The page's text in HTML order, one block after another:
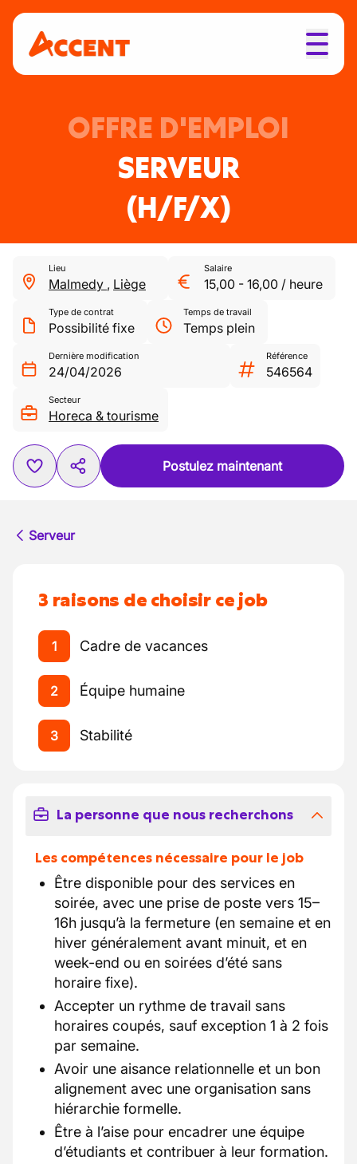
OFFRE D'EMPLOI
SERVEUR
(H/F/X)
Lieu
Malmedy , Liège
Salaire
15,00 - 16,00 / heure
Type de contrat
Possibilité fixe
Temps de travail
Temps plein
Dernière modification
24/04/2026
Référence
546564
Secteur
Horeca & tourisme
Postulez maintenant
Serveur
3 raisons de choisir ce job
1 Cadre de vacances
2 Équipe humaine
3 Stabilité
La personne que nous recherchons
Les compétences nécessaire pour le job
Être disponible pour des services en
soirée, avec une prise de poste vers 15–
16h jusqu’à la fermeture (en semaine et en
hiver généralement avant minuit, et en
week-end ou en soirées d’été sans
horaire fixe).
Accepter un rythme de travail sans
horaires coupés, sauf exception 1 à 2 fois
par semaine.
Avoir une aisance relationnelle et un bon
alignement avec une organisation sans
hiérarchie formelle.
Être à l’aise pour encadrer une équipe
d’étudiants et contribuer à leur formation.